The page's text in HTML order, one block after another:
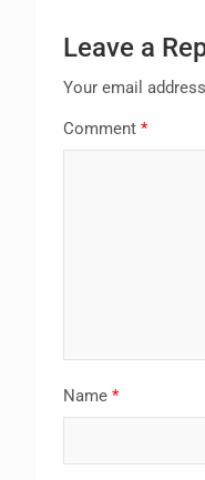
Leave a
Your email
Comment *
Name *